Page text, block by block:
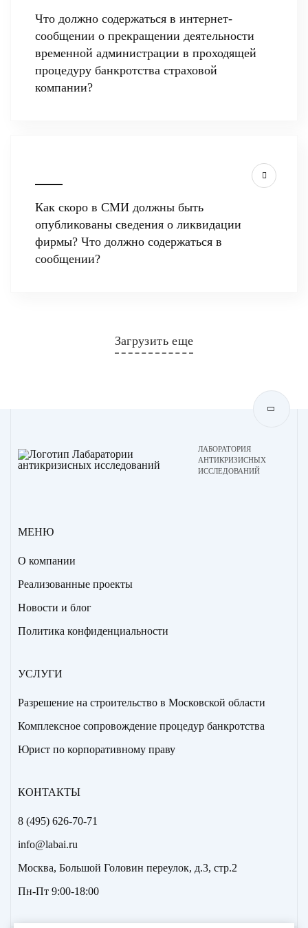
Что должно содержаться в интернет-
сообщении о прекращении деятельности
временной администрации в проходящей
процедуру банкротства страховой
компании?
Как скоро в СМИ должны быть
опубликованы сведения о ликвидации
фирмы? Что должно содержаться в
сообщении?
Загрузить еще
ЛАБОРАТОРИЯ
АНТИКРИЗИСНЫХ
ИССЛЕДОВАНИЙ
МЕНЮ
О компании
Реализованные проекты
Новости и блог
Политика конфиденциальности
УСЛУГИ
Разрешение на строительство в Московской области
Комплексное сопровождение процедур банкротства
Юрист по корпоративному праву
КОНТАКТЫ
8 (495) 626-70-71
info@labai.ru
Москва, Большой Головин переулок, д.3, стр.2
Пн-Пт 9:00-18:00